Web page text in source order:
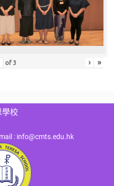
of3 › »
學校
: info@cmts.edu.hk